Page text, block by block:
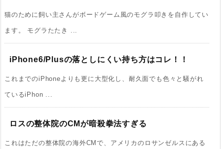
猫のために飼い主さんがボードゲーム風のモグラ叩きを自作してい
ます。 モグラたたき ...
iPhone6/Plusの落としにくい持ち方はコレ！！
これまでのiPhoneよりも更に大型化し、耐久面でも色々と騒がれ
ているiPhon ...
ロスの整体院のCMが暗殺拳法すぎる
これはただの整体院の海外CMで、アメリカのロサンゼルスにある